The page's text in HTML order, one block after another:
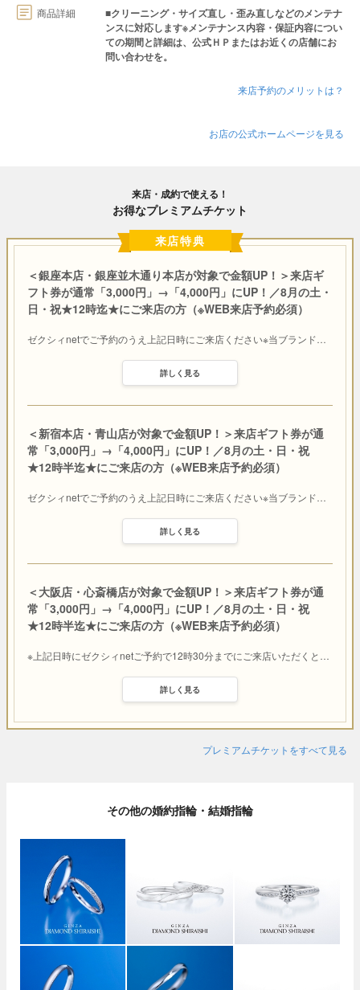
商品詳細
■クリーニング・サイズ直し・歪み直しなどのメンテナ
ンスに対応します※メンテナンス内容・保証内容につい
ての期間と詳細は、公式ＨＰまたはお近くの店舗にお
問い合わせを。
来店予約のメリットは？
お店の公式ホームページを見る
来店・成約で使える！
お得なプレミアムチケット
来店特典
＜銀座本店・銀座並木通り本店が対象で金額UP！＞来店ギ
フト券が通常「3,000円」→「4,000円」にUP！／8月の土・
日・祝★12時迄★にご来店の方（※WEB来店予約必須）
ゼクシィnetでご予約のうえ上記日時にご来店ください※当ブランド…
詳しく見る
＜新宿本店・青山店が対象で金額UP！＞来店ギフト券が通
常「3,000円」→「4,000円」にUP！／8月の土・日・祝
★12時半迄★にご来店の方（※WEB来店予約必須）
ゼクシィnetでご予約のうえ上記日時にご来店ください※当ブランド…
詳しく見る
＜大阪店・心斎橋店が対象で金額UP！＞来店ギフト券が通
常「3,000円」→「4,000円」にUP！／8月の土・日・祝
★12時半迄★にご来店の方（※WEB来店予約必須）
※上記日時にゼクシィnetご予約で12時30分までにご来店いただくと …
詳しく見る
プレミアムチケットをすべて見る
その他の婚約指輪・結婚指輪